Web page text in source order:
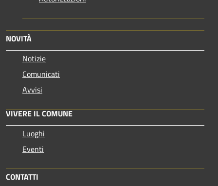
NOVITÀ
Notizie
Comunicati
Avvisi
VIVERE IL COMUNE
Luoghi
Eventi
CONTATTI